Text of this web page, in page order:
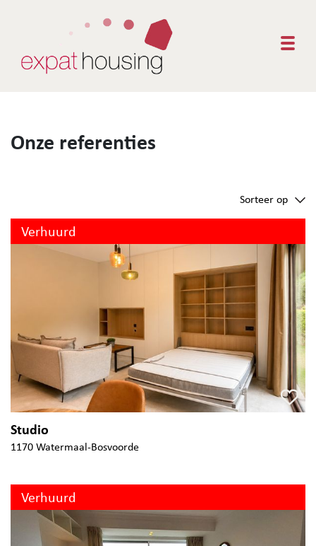
Onze referenties
Sorteer op
Verhuurd
Studio
1170 Watermaal-Bosvoorde
Verhuurd